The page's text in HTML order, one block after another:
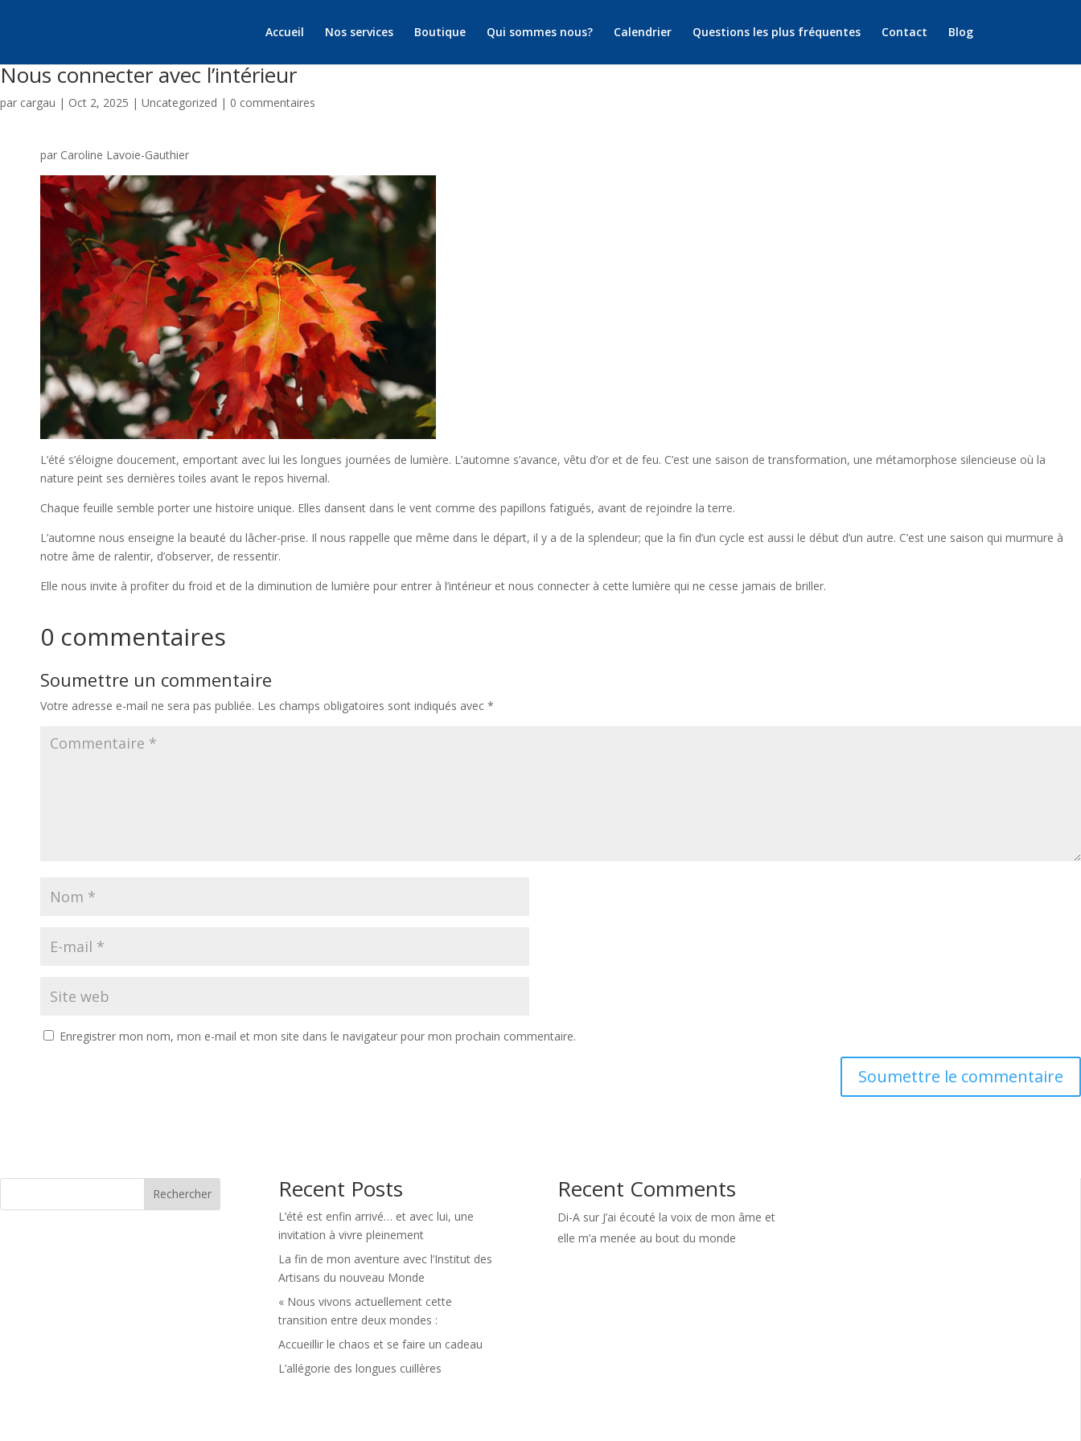
Accueil Nos services Boutique Qui sommes nous? Calendrier Questions les plus fréquentes Contact Blog
Nous connecter avec l’intérieur
par cargau | Oct 2, 2025 | Uncategorized | 0 commentaires
par Caroline Lavoie-Gauthier
L’été s’éloigne doucement, emportant avec lui les longues journées de lumière. L’automne s’avance, vêtu d’or et de feu. C’est une saison de transformation, une métamorphose silencieuse où la
nature peint ses dernières toiles avant le repos hivernal.
Chaque feuille semble porter une histoire unique. Elles dansent dans le vent comme des papillons fatigués, avant de rejoindre la terre.
L’automne nous enseigne la beauté du lâcher-prise. Il nous rappelle que même dans le départ, il y a de la splendeur; que la fin d’un cycle est aussi le début d’un autre. C’est une saison qui murmure à
notre âme de ralentir, d’observer, de ressentir.
Elle nous invite à profiter du froid et de la diminution de lumière pour entrer à l’intérieur et nous connecter à cette lumière qui ne cesse jamais de briller.
0 commentaires
Soumettre un commentaire
Votre adresse e-mail ne sera pas publiée. Les champs obligatoires sont indiqués avec *
Enregistrer mon nom, mon e-mail et mon site dans le navigateur pour mon prochain commentaire.
Soumettre le commentaire
Rechercher Recent Posts
L’été est enfin arrivé… et avec lui, une
invitation à vivre pleinement
La fin de mon aventure avec l’Institut des
Artisans du nouveau Monde
« Nous vivons actuellement cette
transition entre deux mondes :
Accueillir le chaos et se faire un cadeau
L’allégorie des longues cuillères
Recent Comments
Di-Asur J’ai écouté la voix de mon âme et
elle m’a menée au bout du monde